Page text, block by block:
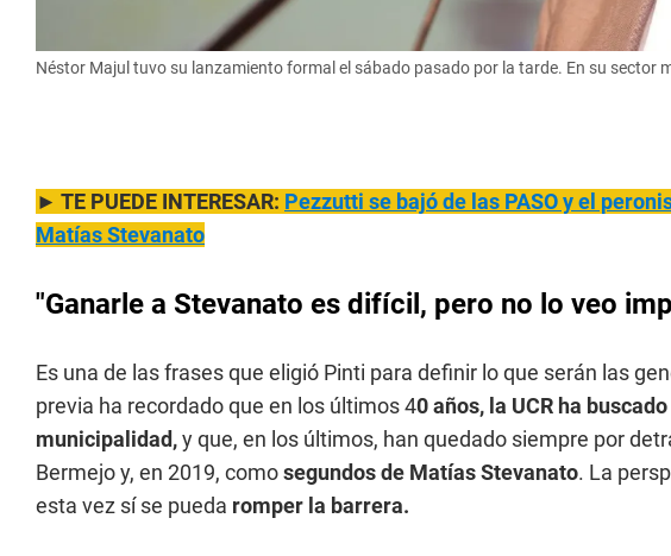
Néstor Majul tuvo su lanzamiento formal el sábado pasado por la tarde. En su sector
► TE PUEDE INTERESAR: Pezzutti se bajó de las PASO y el
Matías Stevanato
"Ganarle a Stevanato es difícil, pero no lo veo
Es una de las frases que eligió Pinti para definir lo que serán las
previa ha recordado que en los últimos 40 años, la UCR ha
municipalidad,y que, en los últimos, han quedado siempre por
Bermejo y, en 2019, comosegundos de Matías Stevanato. La
esta vez sí se pueda romper la barrera.